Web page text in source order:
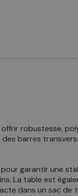
robustesse,
barres
garantir une
La table est
dans un sac